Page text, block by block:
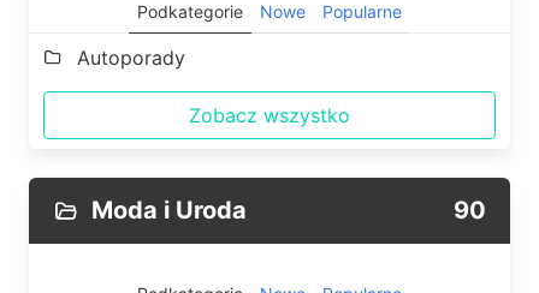
Podkategorie Nowe Popularne
Autoporady
Zobacz wszystko
Moda i Uroda 90